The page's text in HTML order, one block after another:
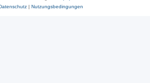
| Nutzungsbedingungen